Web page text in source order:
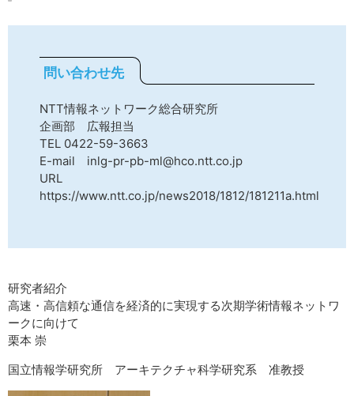
問い合わせ先
NTT情報ネットワーク総合研究所
企画部 広報担当
TEL 0422-59-3663
E-mail inlg-pr-pb-ml@hco.ntt.co.jp
URL
https://www.ntt.co.jp/news2018/1812/181211a.html
研究者紹介
高速・高信頼な通信を経済的に実現する次期学術情報ネットワ
ークに向けて
栗本 崇
国立情報学研究所 アーキテクチャ科学研究系 准教授